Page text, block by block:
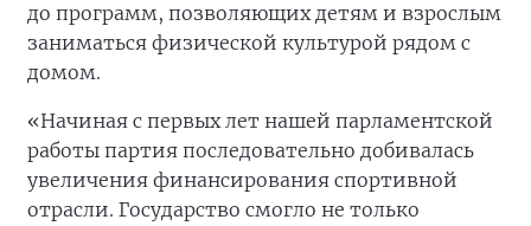
до программ, позволяющих детям и взрослым
заниматься физической культурой рядом с
домом.
«Начиная с первых лет нашей парламентской
работы партия последовательно добивалась
увеличения финансирования спортивной
отрасли. Государство смогло не только